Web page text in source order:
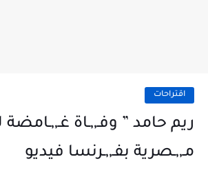
اقتراحات
ريم حامد ” وفـ,,ـاة غـ,,ـامضة
مـ,,ـصرية بفـ,,ـرنسا فيديو